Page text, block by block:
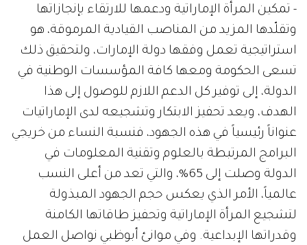
- تمكين المرأة الإماراتية ودعمها للارتقاء بإنجازاتها
وتقلّدها المزيد من المناصب القيادية المرموقة، هو
استراتيجية تعمل وفقها دولة الإمارات، ولتحقيق ذلك
تسعى الحكومة ومعها كافة المؤسسات الوطنية في
الدولة، إلى توفير كل الدعم اللازم للوصول إلى هذا
الهدف، ويعد تحفيز الابتكار وتشجيعه لدى الإماراتيات
عنواناً رئيسياً في هذه الجهود، فنسبة النساء من خريجي
البرامج المرتبطة بالعلوم وتقنية المعلومات في
الدولة وصلت إلى 65%، والتي تعد من أعلى النسب
عالمياً، الأمر الذي يعكس حجم الجهود المبذولة
لتشجيع المرأة الإماراتية وتحفيز طاقاتها الكامنة
وقدراتها الإبداعية. وفي موانئ أبوظبي نواصل العمل